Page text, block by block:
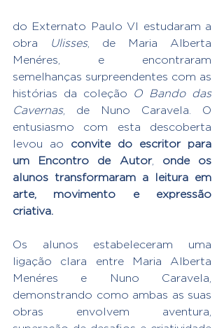
do Externato Paulo VI estudaram a
obra
Ulisses, de Maria Alberta
Menéres, e encontraram
semelhanças surpreendentes com as
histórias da coleção O Bando das
Cavernas, de Nuno Caravela. O
entusiasmo com esta descoberta
levou ao convite do escritor para
um Encontro de Autor, onde os
alunos transformaram a leitura em
arte, movimento e expressão
criativa.
Os alunos estabeleceram uma
ligação clara entre Maria Alberta
Menéres e Nuno Caravela,
demonstrando como ambas as suas
obras envolvem aventura,